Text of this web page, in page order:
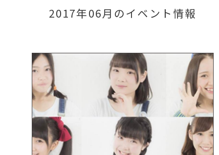
2017年06月のイベント情報